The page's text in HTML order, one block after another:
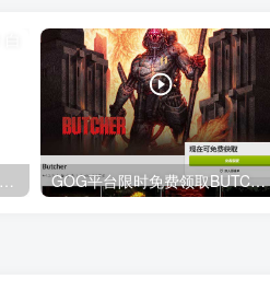
优惠寄快递最高便宜一半多！白鸽惠递 GOG平台限时免费领取BUTCHER（屠夫）